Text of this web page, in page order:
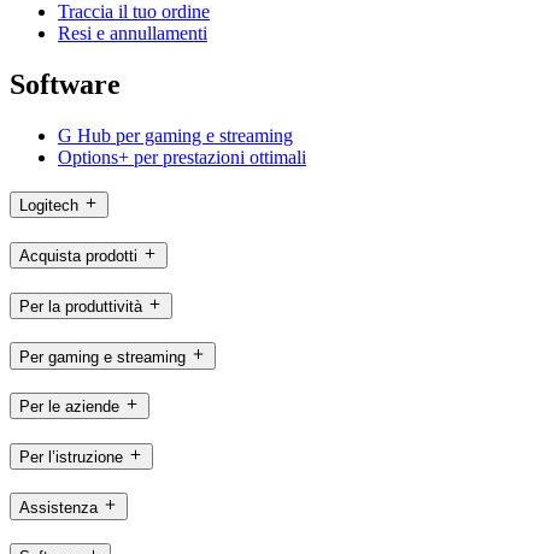
Traccia il tuo ordine
Resi e annullamenti
Software
G Hub per gaming e streaming
Options+ per prestazioni ottimali
Logitech
Acquista prodotti
Per la produttività
Per gaming e streaming
Per le aziende
Per l’istruzione
Assistenza